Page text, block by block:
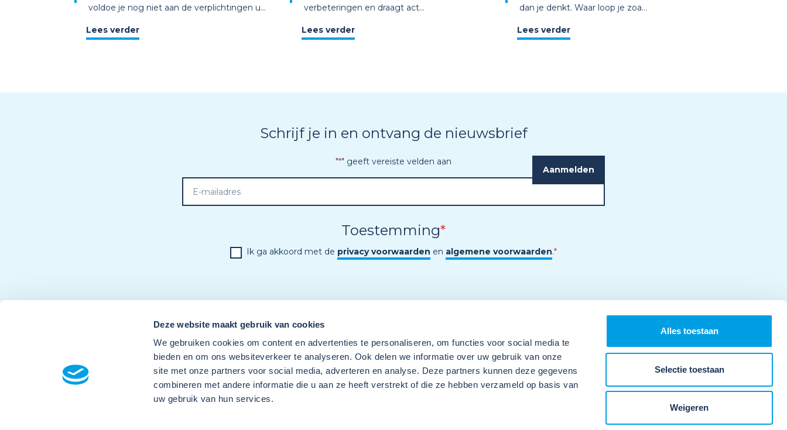
Deze website maakt gebruik van cookies
We gebruiken cookies om content en advertenties te personaliseren, om functies voor social media te
bieden en om ons websiteverkeer te analyseren. Ook delen we informatie over uw gebruik van onze
site met onze partners voor social media, adverteren en analyse. Deze partners kunnen deze gegevens
combineren met andere informatie die u aan ze heeft verstrekt of die ze hebben verzameld op basis van
uw gebruik van hun services.
Alles toestaan
Selectie toestaan
Weigeren
voldoe je nog niet aan de verplichtingen u...
Lees verder
verbeteringen en draagt act...
Lees verder
dan je denkt. Waar loop je zoa...
Lees verder
Schrijf je in en ontvang de nieuwsbrief
"*" geeft vereiste velden aan
Toestemming*
Ik ga akkoord met de privacy voorwaarden en algemene voorwaarden.*